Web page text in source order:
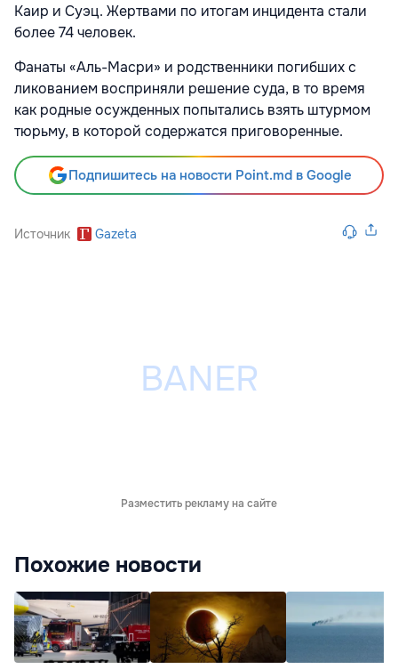
Каир и Суэц. Жертвами по итогам инцидента стали
более 74 человек.
Фанаты «Аль-Масри» и родственники погибших с
ликованием восприняли решение суда, в то время
как родные осужденных попытались взять штурмом
тюрьму, в которой содержатся приговоренные.
Подпишитесь на новости Point.md в Google
Источник Gazeta
Разместить рекламу на сайте
Похожие новости